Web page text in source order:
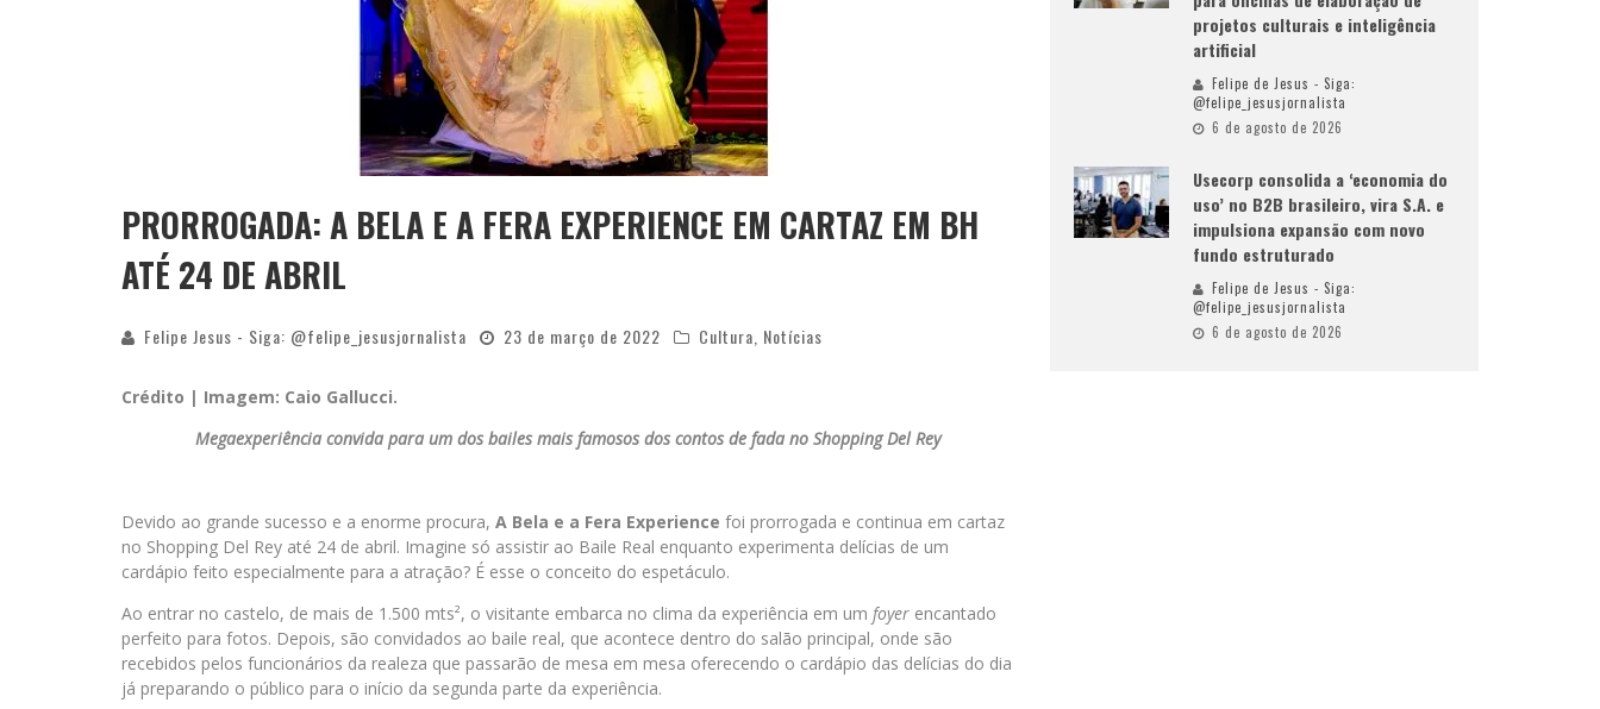
PRORROGADA: A BELA E A FERA EXPERIENCE EM CARTAZ EM BH
ATÉ 24 DE ABRIL
Felipe Jesus - Siga: @felipe_jesusjornalista 23 de março de 2022 Cultura Notícias
Crédito | Imagem: Caio Gallucci.
Megaexperiência convida para um dos bailes mais famosos dos contos de fada no Shopping Del Rey
Devido ao grande sucesso e a enorme procura, A Bela e a Fera Experience foi prorrogada e continua em cartaz
no Shopping Del Rey até 24 de abril. Imagine só assistir ao Baile Real enquanto experimenta delícias de um
cardápio feito especialmente para a atração? É esse o conceito do espetáculo.
Ao entrar no castelo, de mais de 1.500 mts², o visitante embarca no clima da experiência em um foyer encantado
perfeito para fotos. Depois, são convidados ao baile real, que acontece dentro do salão principal, onde são
recebidos pelos funcionários da realeza que passarão de mesa em mesa oferecendo o cardápio das delícias do dia
já preparando o público para o início da segunda parte da experiência.
projetos culturais e inteligência
artificial
Felipe de Jesus - Siga:
@felipe_jesusjornalista
6 de agosto de 2026
Usecorp consolida a ‘economia do
uso’ no B2B brasileiro, vira S.A. e
impulsiona expansão com novo
fundo estruturado
Felipe de Jesus - Siga:
@felipe_jesusjornalista
6 de agosto de 2026